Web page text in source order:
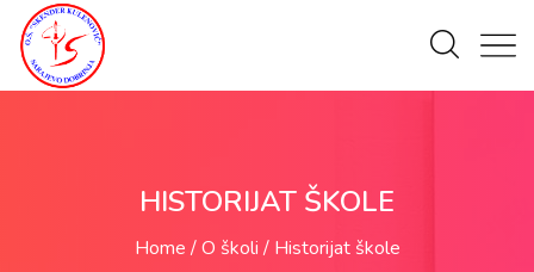
HISTORIJAT ŠKOLE
Home O školi Historijat škole